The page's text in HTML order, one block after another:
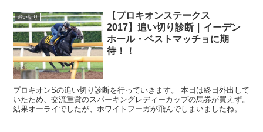
追い切り
【プロキオンステークス
2017】追い切り診断｜イーデン
ホール・ベストマッチョに期
待！！
プロキオンSの追い切り診断を行っていきます。 本日は終日外出して
いたため、交流重賞のスパーキングレディーカップの馬券が買えず。
結果オーライでしたが、ホワイトフーガが飛んでしまいましたね。